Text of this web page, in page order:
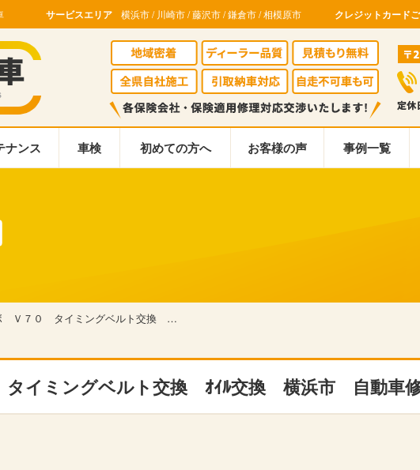
サービスエリア 横浜市 / 川崎市 / 藤沢市 / 鎌倉市 / 相模原市 クレジットカード
ナンス 車検 初めての方へ お客様の声 事例一覧
Ｖ７０ タイミングベルト交換 …
イミングベルト交換 ｵｲﾙ交換 横浜市 自動車